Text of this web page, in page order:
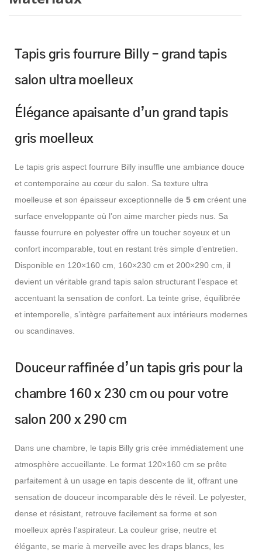
Tapis gris fourrure Billy – grand tapis
salon ultra moelleux
Élégance apaisante d’un grand tapis
gris moelleux
Le tapis gris aspect fourrure Billy insuffle une ambiance douce
et contemporaine au cœur du salon. Sa texture ultra
moelleuse et son épaisseur exceptionnelle de 5 cm créent une
surface enveloppante où l’on aime marcher pieds nus. Sa
fausse fourrure en polyester offre un toucher soyeux et un
confort incomparable, tout en restant très simple d’entretien.
Disponible en 120×160 cm, 160×230 cm et 200×290 cm, il
devient un véritable grand tapis salon structurant l’espace et
accentuant la sensation de confort. La teinte grise, équilibrée
et intemporelle, s’intègre parfaitement aux intérieurs modernes
ou scandinaves.
Douceur raffinée d’un tapis gris pour la
chambre 160 x 230 cm ou pour votre
salon 200 x 290 cm
Dans une chambre, le tapis Billy gris crée immédiatement une
atmosphère accueillante. Le format 120×160 cm se prête
parfaitement à un usage en tapis descente de lit, offrant une
sensation de douceur incomparable dès le réveil. Le polyester,
dense et résistant, retrouve facilement sa forme et son
moelleux après l’aspirateur. La couleur grise, neutre et
élégante, se marie à merveille avec les draps blancs, les